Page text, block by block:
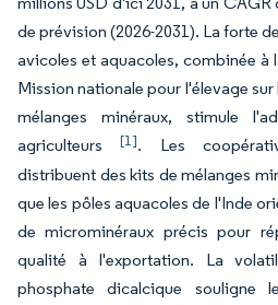
de prévision (2026-2031). La forte
avicoles et aquacoles, combinée à
Mission nationale pour l'élevage
mélanges minéraux, stimule
agriculteurs[1]. Les
distribuent des kits de mélanges
que les pôles aquacoles de l'Inde
de microminéraux précis pour
qualité à l'exportation. La
phosphate dicalcique